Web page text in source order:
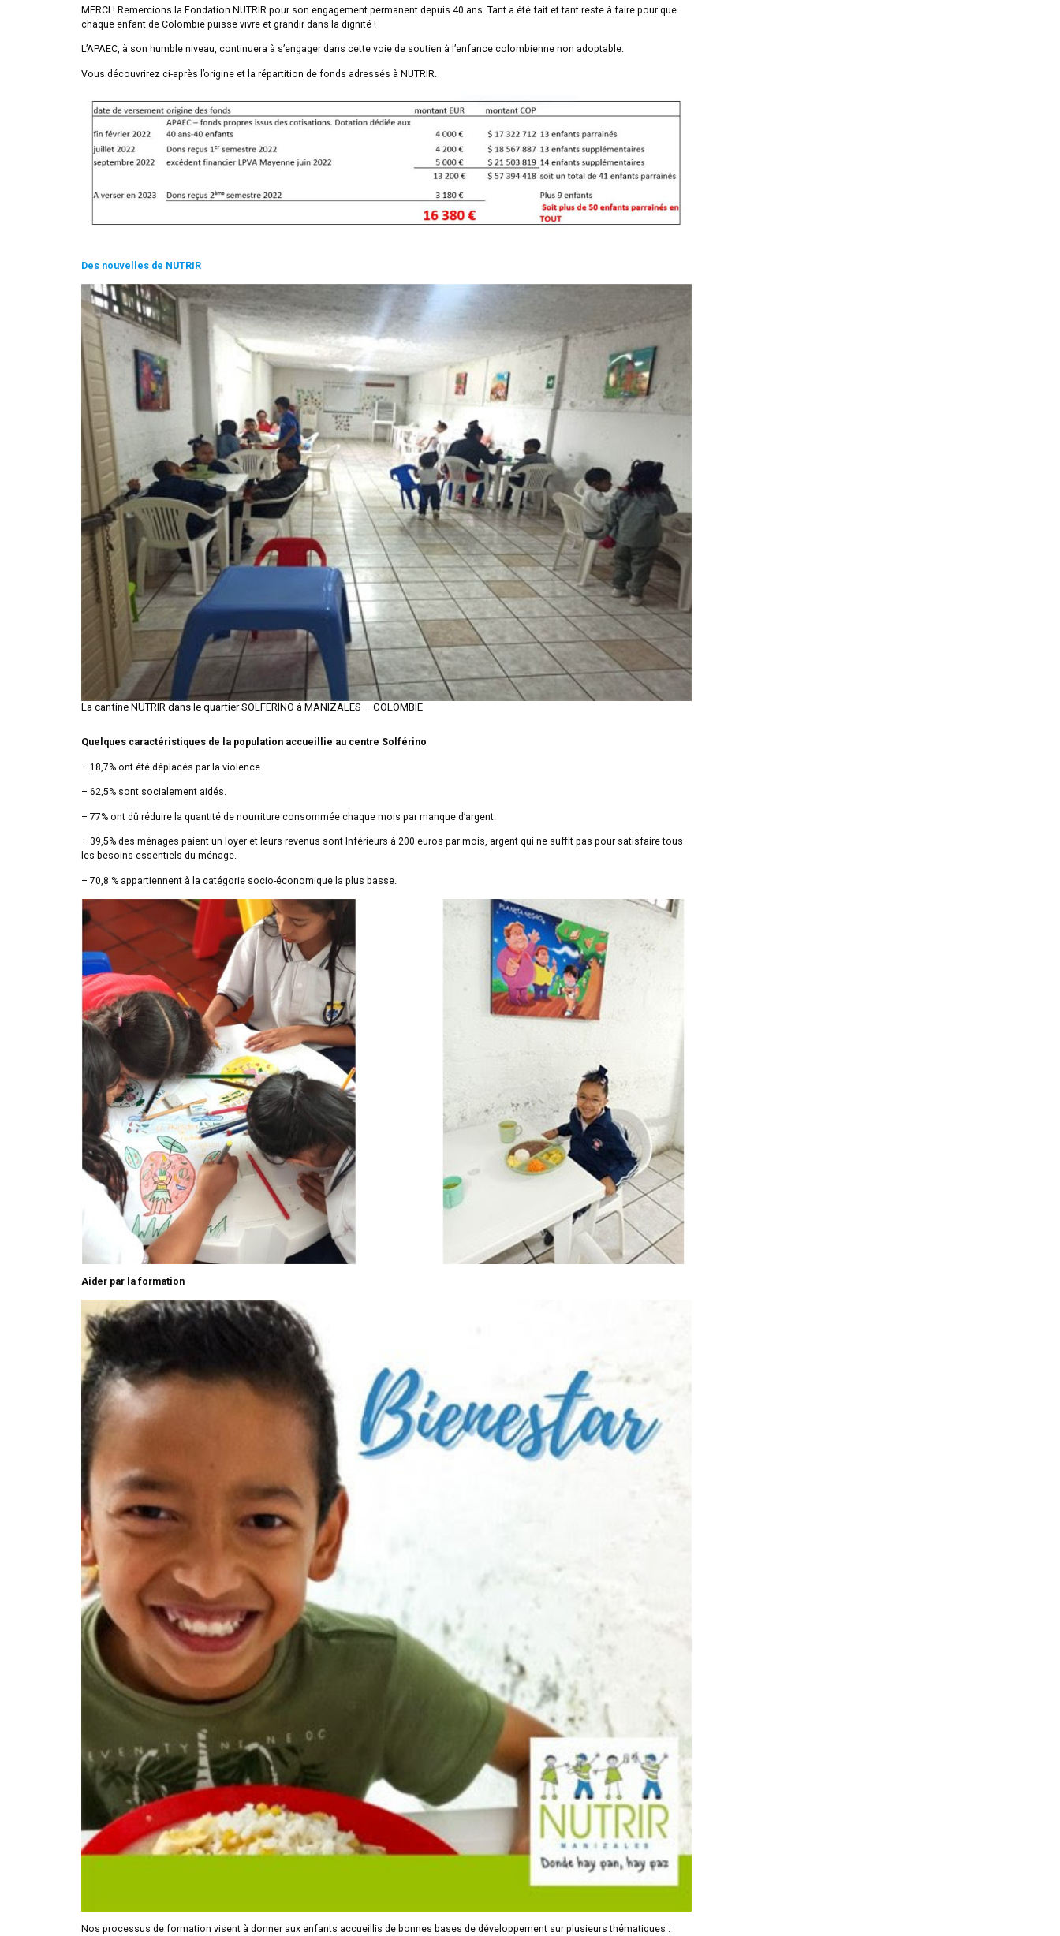
MERCI ! Remercions la Fondation NUTRIR pour son engagement permanent depuis 40 ans. Tant a été fait et tant reste à faire pour que
chaque enfant de Colombie puisse vivre et grandir dans la dignité !
L’APAEC, à son humble niveau, continuera à s’engager dans cette voie de soutien à l’enfance colombienne non adoptable.
Vous découvrirez ci-après l’origine et la répartition de fonds adressés à NUTRIR.
Des nouvelles de NUTRIR
La cantine NUTRIR dans le quartier SOLFERINO à MANIZALES – COLOMBIE
Quelques caractéristiques de la population accueillie au centre Solférino
– 18,7% ont été déplacés par la violence.
– 62,5% sont socialement aidés.
– 77% ont dû réduire la quantité de nourriture consommée chaque mois par manque d’argent.
– 39,5% des ménages paient un loyer et leurs revenus sont Inférieurs à 200 euros par mois, argent qui ne suffit pas pour satisfaire tous
les besoins essentiels du ménage.
– 70,8 % appartiennent à la catégorie socio-économique la plus basse.
Aider par la formation
Nos processus de formation visent à donner aux enfants accueillis de bonnes bases de développement sur plusieurs thématiques :